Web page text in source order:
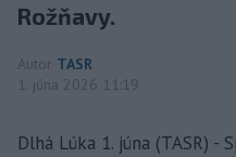
Rožňavy.
Autor TASR
1. júna 2026 11:19
Dlhá Lúka 1. júna (TASR) -